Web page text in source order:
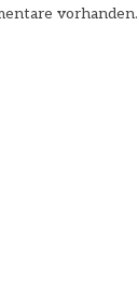
vorhanden.